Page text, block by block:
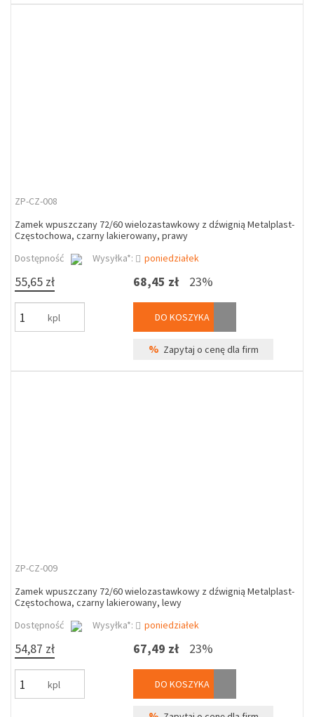
ZP-CZ-008
Zamek wpuszczany 72/60 wielozastawkowy z dźwignią Metalplast-
Częstochowa, czarny lakierowany, prawy
Dostępność
Wysyłka*: poniedziałek
55,65 zł
kpl
68,45 zł 23%
DO KOSZYKA
% Zapytaj o cenę dla firm
ZP-CZ-009
Zamek wpuszczany 72/60 wielozastawkowy z dźwignią Metalplast-
Częstochowa, czarny lakierowany, lewy
Dostępność
Wysyłka*: poniedziałek
54,87 zł
kpl
67,49 zł 23%
DO KOSZYKA